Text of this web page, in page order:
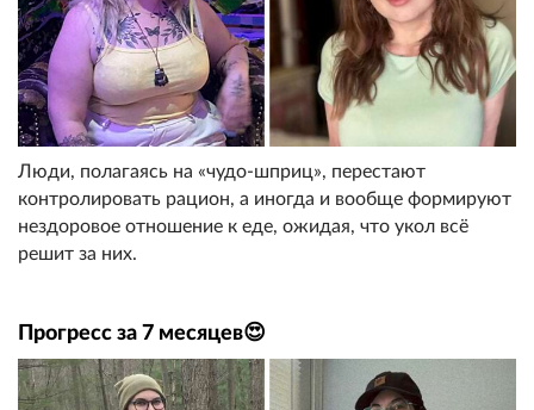
Люди, полагаясь на «чудо-шприц», перестают
контролировать рацион, а иногда и вообще формируют
нездоровое отношение к еде, ожидая, что укол всё
решит за них.
Прогресс за 7 месяцев😍